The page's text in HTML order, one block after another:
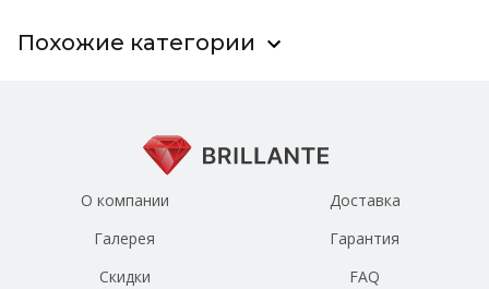
Похожие категории
О компании
Галерея
Скидки
Доставка
Гарантия
FAQ